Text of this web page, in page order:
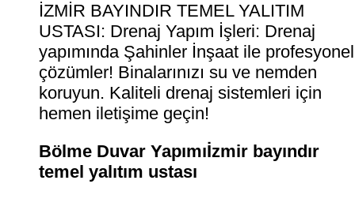
İZMİR BAYINDIR TEMEL YALITIM
USTASI: Drenaj Yapım İşleri: Drenaj
yapımında Şahinler İnşaat ile profesyonel
çözümler! Binalarınızı su ve nemden
koruyun. Kaliteli drenaj sistemleri için
hemen iletişime geçin!
Bölme Duvar Yapımıİzmir bayındır
temel yalıtım ustası